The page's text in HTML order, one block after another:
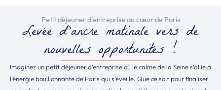
Petit déjeuner d’entreprise au cœur de Paris
Levée d'ancre matinale vers de
nouvelles opportunités !​
Imaginez un petit déjeuner d’entreprise où le calme de la Seine s’allie à
l’énergie bouillonnante de Paris qui s’éveille. Que ce soit pour finaliser